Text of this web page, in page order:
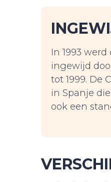
In 1993
ingewijd
tot 1999. De
in Spanje
ook een